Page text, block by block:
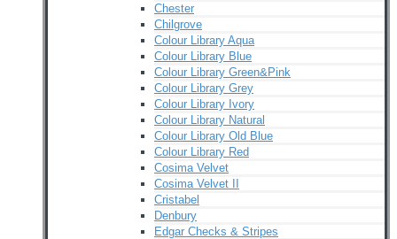
Chester
Chilgrove
Colour Library Aqua
Colour Library Blue
Colour Library Green&Pink
Colour Library Grey
Colour Library Ivory
Colour Library Natural
Colour Library Old Blue
Colour Library Red
Cosima Velvet
Cosima Velvet II
Cristabel
Denbury
Edgar Checks & Stripes